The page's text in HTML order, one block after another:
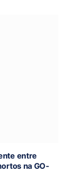
entre
na GO-